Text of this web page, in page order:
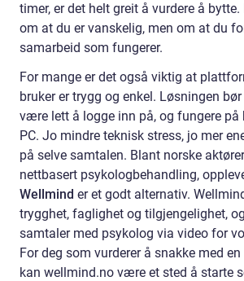
timer, er det helt greit å vurdere å
om at du er vanskelig, men om at du
samarbeid som fungerer.
For mange er det også viktig at
bruker er trygg og enkel. Løsningen
være lett å logge inn på, og fungere på
PC. Jo mindre teknisk stress, jo mer
på selve samtalen. Blant norske
nettbasert psykologbehandling,
Wellmind er et godt alternativ.
trygghet, faglighet og tilgjengelighet,
samtaler med psykolog via video for
For deg som vurderer å snakke med
kan wellmind.no være et sted å starte